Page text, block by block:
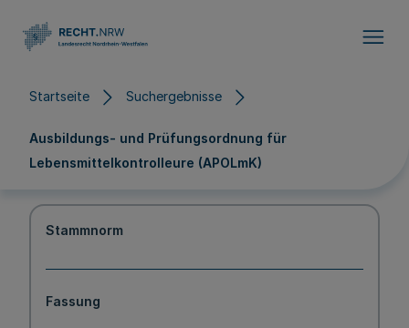
Startseite Suchergebnisse
Ausbildungs- und Prüfungsordnung für
Lebensmittelkontrolleure (APOLmK)
Stammnorm
Fassung